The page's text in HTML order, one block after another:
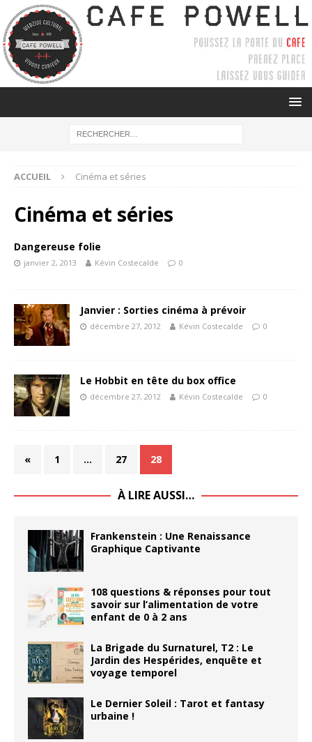
ACCUEIL Cinéma et séries
Cinéma et séries
Dangereuse folie
janvier 2, 2013 Kévin Costecalde 0
Janvier : Sorties cinéma à prévoir
décembre 27, 2012 Kévin Costecalde 0
Le Hobbit en tête du box office
décembre 27, 2012 Kévin Costecalde 0
« 1 … 27 28
À LIRE AUSSI…
Frankenstein : Une Renaissance
Graphique Captivante
108 questions & réponses pour tout
savoir sur l’alimentation de votre
enfant de 0 à 2 ans
La Brigade du Surnaturel, T2 : Le
Jardin des Hespérides, enquête et
voyage temporel
Le Dernier Soleil : Tarot et fantasy
urbaine !